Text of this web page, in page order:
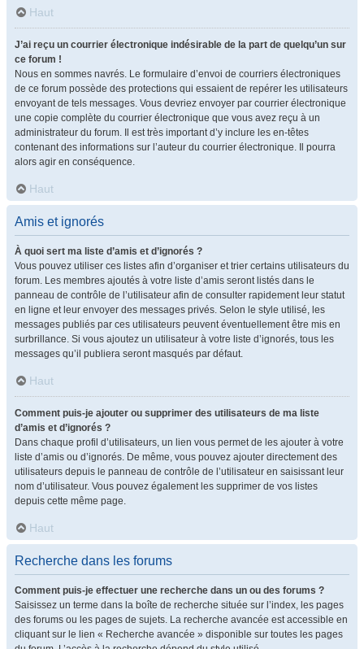
Haut
J’ai reçu un courrier électronique indésirable de la part de quelqu’un sur
ce forum !
Nous en sommes navrés. Le formulaire d’envoi de courriers électroniques
de ce forum possède des protections qui essaient de repérer les utilisateurs
envoyant de tels messages. Vous devriez envoyer par courrier électronique
une copie complète du courrier électronique que vous avez reçu à un
administrateur du forum. Il est très important d’y inclure les en-têtes
contenant des informations sur l’auteur du courrier électronique. Il pourra
alors agir en conséquence.
Haut
Amis et ignorés
À quoi sert ma liste d’amis et d’ignorés ?
Vous pouvez utiliser ces listes afin d’organiser et trier certains utilisateurs du
forum. Les membres ajoutés à votre liste d’amis seront listés dans le
panneau de contrôle de l’utilisateur afin de consulter rapidement leur statut
en ligne et leur envoyer des messages privés. Selon le style utilisé, les
messages publiés par ces utilisateurs peuvent éventuellement être mis en
surbrillance. Si vous ajoutez un utilisateur à votre liste d’ignorés, tous les
messages qu’il publiera seront masqués par défaut.
Haut
Comment puis-je ajouter ou supprimer des utilisateurs de ma liste
d’amis et d’ignorés ?
Dans chaque profil d’utilisateurs, un lien vous permet de les ajouter à votre
liste d’amis ou d’ignorés. De même, vous pouvez ajouter directement des
utilisateurs depuis le panneau de contrôle de l’utilisateur en saisissant leur
nom d’utilisateur. Vous pouvez également les supprimer de vos listes
depuis cette même page.
Haut
Recherche dans les forums
Comment puis-je effectuer une recherche dans un ou des forums ?
Saisissez un terme dans la boîte de recherche située sur l’index, les pages
des forums ou les pages de sujets. La recherche avancée est accessible en
cliquant sur le lien « Recherche avancée » disponible sur toutes les pages